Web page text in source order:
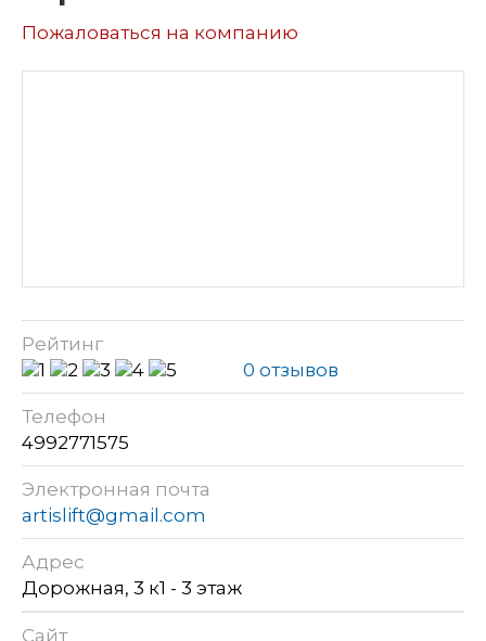
Пожаловаться на компанию
Рейтинг
0 отзывов
Телефон
4992771575
Электронная почта
artislift@gmail.com
Адрес
Дорожная, 3 к1 - 3 этаж
Сайт